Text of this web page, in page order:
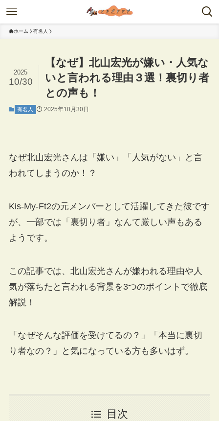
ホーム 有名人
【なぜ】北山宏光が嫌い・人気な
いと言われる理由３選！裏切り者
との声も！
2025
10/30
有名人 2025年10月30日
なぜ北山宏光さんは「嫌い」「人気がない」と言
われてしまうのか！？
Kis-My-Ft2の元メンバーとして活躍してきた彼です
が、一部では「裏切り者」なんて厳しい声もある
ようです。
この記事では、北山宏光さんが嫌われる理由や人
気が落ちたと言われる背景を3つのポイントで徹底
解説！
「なぜそんな評価を受けてるの？」「本当に裏切
り者なの？」と気になっている方も多いはず。
目次